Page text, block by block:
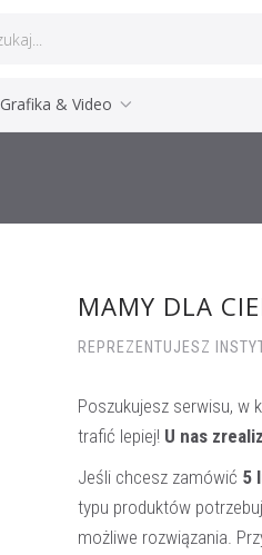
Grafika & Video
MAMY DLA
REPREZENTUJESZ
Poszukujesz serwisu, w
trafić lepiej! U nas
Jeśli chcesz zamówić 5
typu produktów
możliwe rozwiązania.